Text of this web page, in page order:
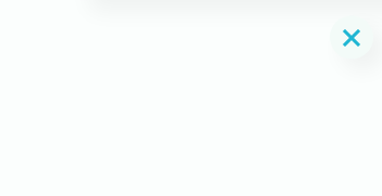
お問い合わせ